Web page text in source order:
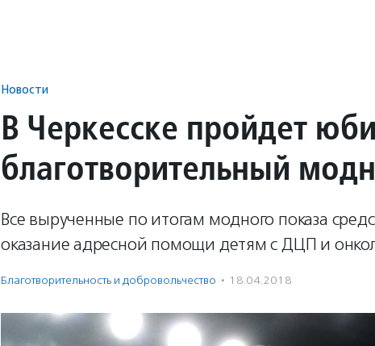
Новости
В Черкесске пройдет
благотворительный
Все вырученные по итогам модного показа
оказание адресной помощи детям с ДЦП и
Благотвори­тель­ность и доброволь­чест­во · 18.04.2018